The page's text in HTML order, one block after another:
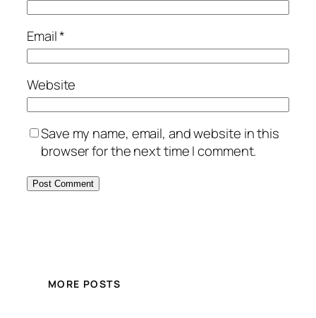
Email*
Website
Save my name, email, and website in this
browser for the next time I comment.
MORE POSTS